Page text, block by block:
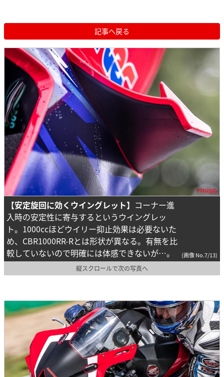
記事へ戻る
【安定旋回に効くウイングレット】 コーナー進
入時の安定性に寄与するというウイングレッ
ト。1000ccほどウイリー抑止効果は必要ないた
め、CBR1000RR-Rとは形状が異なる。有無を比
較していないので明確には体感できないが…。
(画像 No.7/13)
縦スクロールで次の写真へ